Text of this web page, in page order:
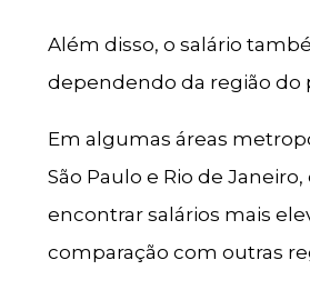
Além disso, o salário
dependendo da região do
Em algumas áreas
São Paulo e Rio de
encontrar salários mais
comparação com outras